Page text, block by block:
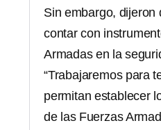
Sin embargo, dijeron
contar con
Armadas en la
“Trabajaremos para
permitan establecer
de las Fuerzas